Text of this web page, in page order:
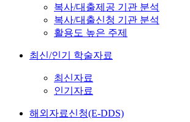
복사/대출제공 기관 분석
복사/대출신청 기관 분석
활용도 높은 주제
최신/인기 학술자료
최신자료
인기자료
해외자료신청(E-DDS)